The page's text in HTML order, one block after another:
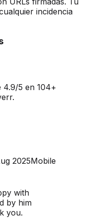
incidencia
4.9/5 en 104+
2025Mobile
with
by him
you.